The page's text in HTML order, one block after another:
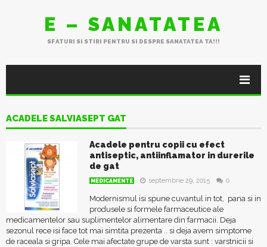
E – SANATATEA
SFATURI SI STIRI PENTRU SI DESPRE SANATATEA TA!!!
ACADELE SALVIASEPT GAT
Acadele pentru copii cu efect
antiseptic, antiinflamator in durerile
de gat
MEDICAMENTE septembrie 29, 2015 0
Modernismul isi spune cuvantul in tot, pana si in
produsele si formele farmaceutice ale
medicamentelor sau suplimentelor alimentare din farmacii. Deja
sezonul rece isi face tot mai simtita prezenta .. si deja avem simptome
de raceala si gripa. Cele mai afectate grupe de varsta sunt : varstnicii si